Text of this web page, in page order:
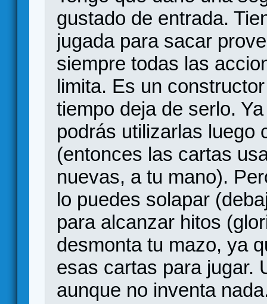
gustado de entrada.
jugada para sacar
siempre todas las
limita. Es un
tiempo deja de serlo.
podrás utilizarlas luego
(entonces las cartas
nuevas, a tu mano).
lo puedes solapar
para alcanzar hitos
desmonta tu mazo, ya
esas cartas para jugar.
aunque no inventa